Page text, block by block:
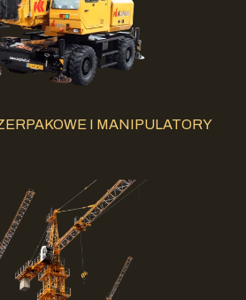
I MANIPULATORY